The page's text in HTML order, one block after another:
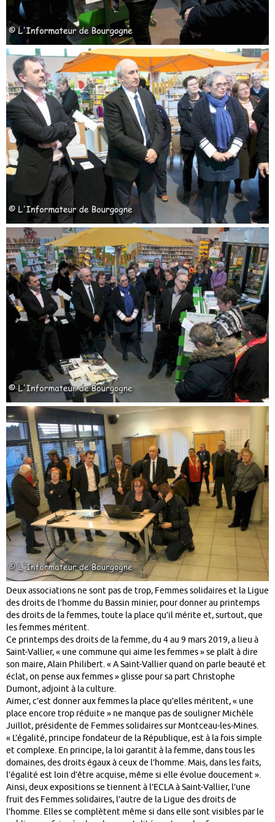
Deux associations ne sont pas de trop, Femmes solidaires et la Ligue
des droits de l’homme du Bassin minier, pour donner au printemps
des droits de la femmes, toute la place qu’il mérite et, surtout, que
les femmes méritent.
Ce printemps des droits de la femme, du 4 au 9 mars 2019, a lieu à
Saint-Vallier, « une commune qui aime les femmes » se plaît à dire
son maire, Alain Philibert. « A Saint-Vallier quand on parle beauté et
éclat, on pense aux femmes » glisse pour sa part Christophe
Dumont, adjoint à la culture.
Aimer, c’est donner aux femmes la place qu’elles méritent, « une
place encore trop réduite » ne manque pas de souligner Michèle
Juillot, présidente de Femmes solidaires sur Montceau-les-Mines.
« L’égalité, principe fondateur de la République, est à la fois simple
et complexe. En principe, la loi garantit à la femme, dans tous les
domaines, des droits égaux à ceux de l’homme. Mais, dans les faits,
l’égalité est loin d’être acquise, même si elle évolue doucement ».
Ainsi, deux expositions se tiennent à l’ECLA à Saint-Vallier, l’une
fruit des Femmes solidaires, l’autre de la Ligue des droits de
l’homme. Elles se complètent même si dans elle sont visibles par le